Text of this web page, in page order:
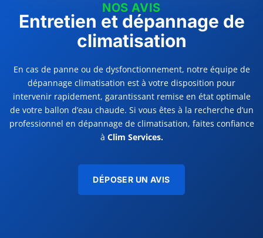
NOS AVIS
Entretien et dépannage de
climatisation
En cas de panne ou de dysfonctionnement, notre équipe de
dépannage climatisation est à votre disposition pour
intervenir rapidement, garantissant remise en état optimale
de votre ballon d’eau chaude. Si vous êtes à la recherche d’un
professionnel en dépannage de climatisation, faites confiance
à Clim Services.
DÉPOSER UN AVIS